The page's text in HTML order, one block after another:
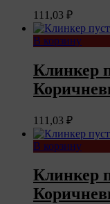
111,03 ₽
В корзину
Клинкер
111,03 ₽
В корзину
Клинкер